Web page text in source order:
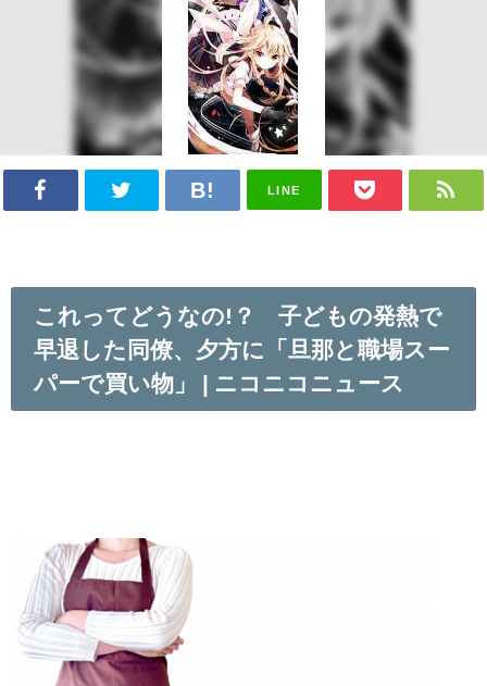
LINE
これってどうなの!？ 子どもの発熱で
早退した同僚、夕方に「旦那と職場スー
パーで買い物」 | ニコニコニュース